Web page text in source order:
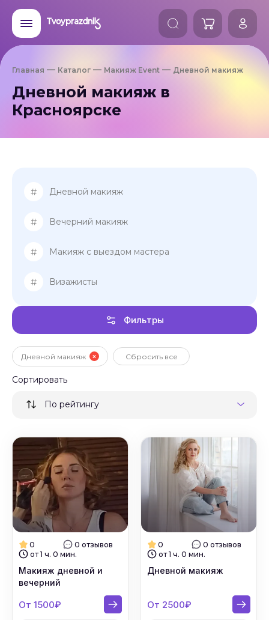
Главная Каталог Макияж Event Дневной макияж
Дневной макияж в
Красноярске
# Дневной макияж
# Вечерний макияж
# Макияж с выездом мастера
# Визажисты
Фильтры
Дневной макияж Сбросить все
Сортировать
По рейтингу
0
0 отзывов
от 1 ч. 0 мин.
Макияж дневной и
вечерний
От 1500₽
0
0 отзывов
от 1 ч. 0 мин.
Дневной макияж
От 2500₽